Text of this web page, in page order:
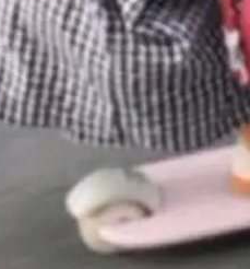
治理和成本治
都看得清、管
一、从现在开
的共同
心成员，Se
以及 Oriol Vin
是杭州无
能体——一位全
求、规划步
台，curl 一行
· GitHu
macOS / Linu
macOS / Linu
solon.noea
Coding
）
价值 在软件工
资产的主要载
万乃至数百万
可承载的上下
与代码历史的
接口契约、业
乃至数百个文
网络。传统的
法工程
案件：北京一
己接的私活腾
门的全部核心
某科技公司AI